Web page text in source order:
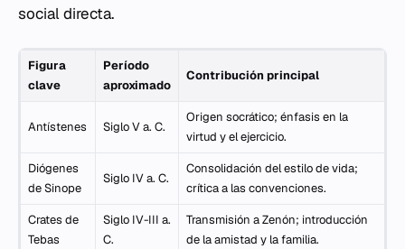
social directa.
Figura
clave
Período
aproximado
Contribución principal
Antístenes Siglo V a. C.
Origen socrático; énfasis en la
virtud y el ejercicio.
Diógenes
de Sinope
Siglo IV a. C.
Consolidación del estilo de vida;
crítica a las convenciones.
Crates de
Tebas
Siglo IV-III a.
C.
Transmisión a Zenón; introducción
de la amistad y la familia.